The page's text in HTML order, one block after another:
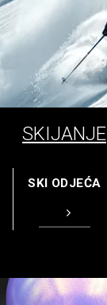
SKIJANJE
SKI ODJEĆA